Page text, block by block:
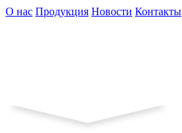
О нас Продукция Новости Контакты